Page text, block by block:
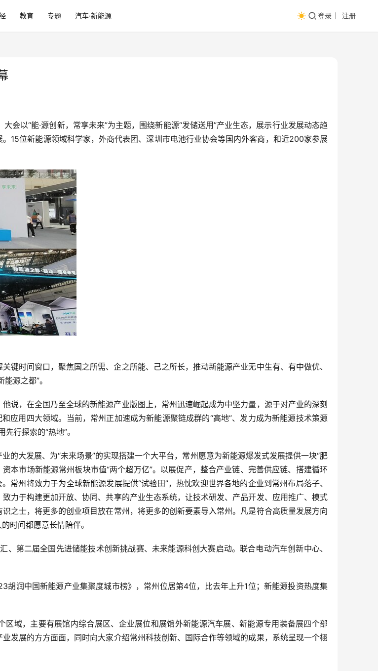
教育 专题 汽车·新能源 登录 注册
会以“能·源创新，常享未来”为主题，围绕新能源“发储送用”产业生态，展示行业发展动态趋
15位新能源领域科学家，外商代表团、深圳市电池行业协会等国内外客商，和近200家参展
键时间窗口，聚焦国之所需、企之所能、己之所长，推动新能源产业无中生有、有中做优、
源之都”。
说，在全国乃至全球的新能源产业版图上，常州迅速崛起成为中坚力量，源于对产业的深刻
应用四大领域。当前，常州正加速成为新能源聚链成群的“高地”、发力成为新能源技术策源
行探索的“热地”。
的大发展、为“未来场景”的实现搭建一个大平台，常州愿意为新能源爆发式发展提供一块“肥
本市场新能源常州板块市值“两个超万亿”。以展促产，整合产业链、完善供应链、搭建循环
常州将致力于为全球新能源发展提供“试验田”，热忱欢迎世界各地的企业到常州布局落子、
力于构建更加开放、协同、共享的产业生态系统，让技术研发、产品开发、应用推广、模式
之士，将更多的创业项目放在常州，将更多的创新要素导入常州。凡是符合高质量发展方向
时间都愿意长情陪伴。
、第二届全国先进储能技术创新挑战赛、未来能源科创大赛启动。联合电动汽车创新中心、
润中国新能源产业集聚度城市榜》，常州位居第4位，比去年上升1位；新能源投资热度集
域，主要有展馆内综合展区、企业展位和展馆外新能源汽车展、新能源专用装备展四个部
发展的方方面面，同时向大家介绍常州科技创新、国际合作等领域的成果，系统呈现一个栩